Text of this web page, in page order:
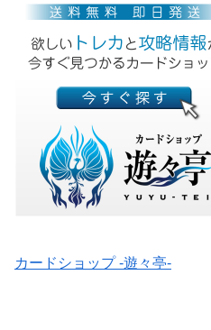
カードショップ -遊々亭-